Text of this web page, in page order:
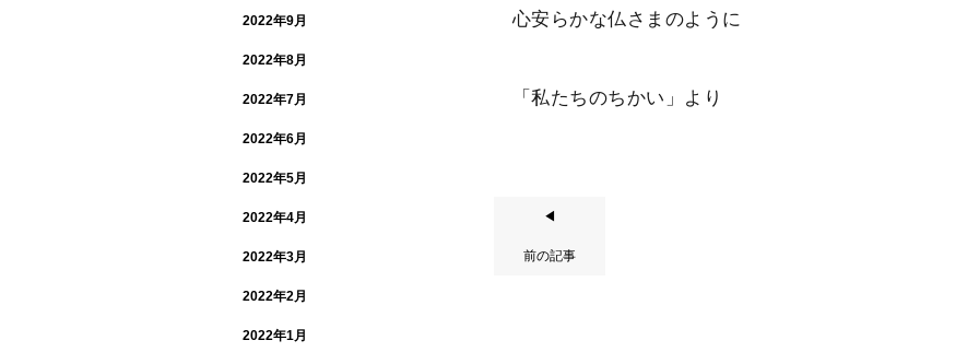
心安らかな仏さまのように
「私たちのちかい」より
◀
前の記事
2022年9月
2022年8月
2022年7月
2022年6月
2022年5月
2022年4月
2022年3月
2022年2月
2022年1月